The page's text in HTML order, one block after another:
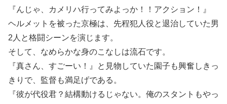
『んじゃ、カメリハ行ってみよっか！！アクション！』
ヘルメットを被った京極は、先程犯人役と退治していた男
2人と格闘シーンを演じます。
そして、なめらかな身のこなしは流石です。
『真さん、すごーい！』と見物していた園子も興奮しきっ
きりで、監督も満足げである。
『彼が代役君？結構動けるじゃない。俺のスタントもやっ